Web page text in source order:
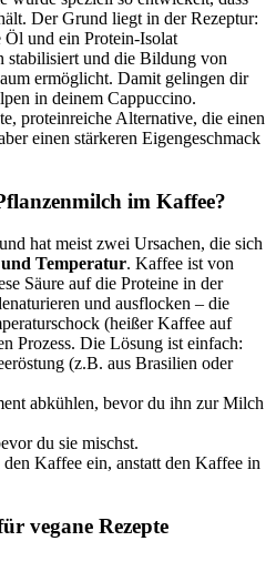
Der Grund liegt in der Rezeptur:
und ein Protein-Isolat
stabilisiert und die Bildung von
ermöglicht. Damit gelingen dir
in deinem Cappuccino.
proteinreiche Alternative, die einen
einen stärkeren Eigengeschmack
im Kaffee?
hat meist zwei Ursachen, die sich
Temperatur. Kaffee ist von
Säure auf die Proteine in der
und ausflocken – die
(heißer Kaffee auf
Prozess. Die Lösung ist einfach:
(z.B. aus Brasilien oder
abkühlen, bevor du ihn zur Milch
du sie mischst.
Kaffee ein, anstatt den Kaffee in
vegane Rezepte